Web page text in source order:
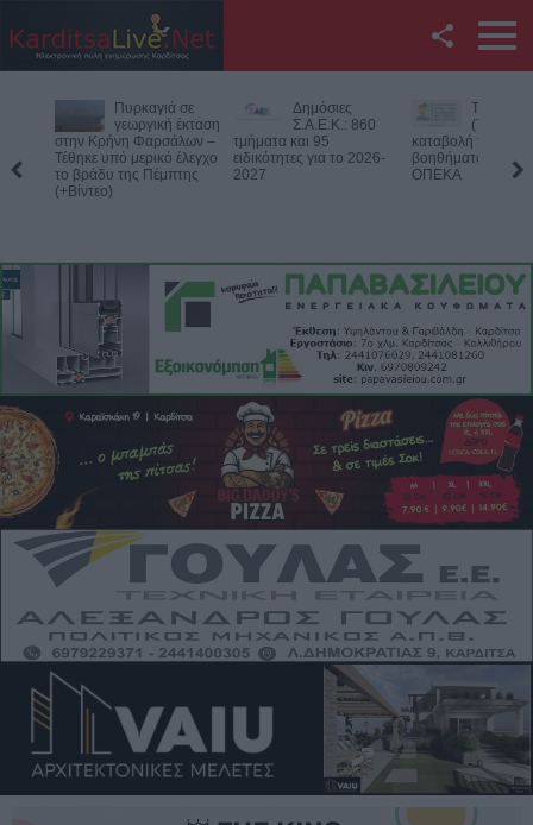
Twitter
YouTube
RSS
KarditsaLive.Net
Δημόσιες
Σ.Α.Ε.Κ.: 860
τμήματα και 95
ειδικότητες για το 2026-
2027
Την Παρασκευή
(7/8) η δεύτερη
καταβολή του
βοηθήματος του ΛΑΕ-
ΟΠΕΚΑ
Νεκρός
αγροτική
περιοχή του
Πιθανό